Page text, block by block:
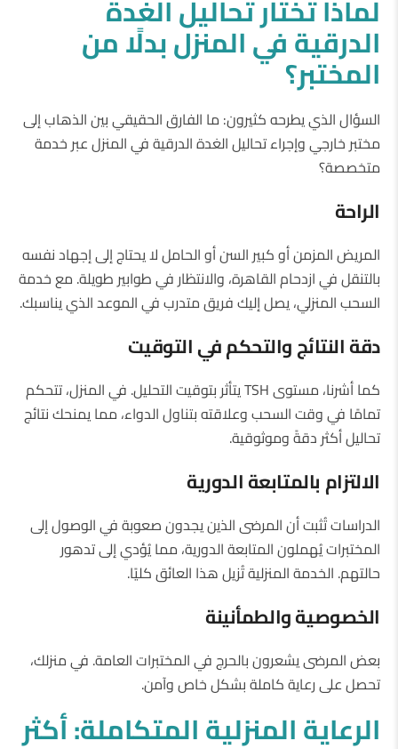
لماذاتختارتحاليلالغدة
الدرقيةفيالمنزلبدلًامن
المختبر؟
السؤال الذي يطرحه كثيرون: ما الفارق الحقيقي بين الذهاب إلى
مختبر خارجي وإجراء تحاليل الغدة الدرقية في المنزل عبر خدمة
متخصصة؟
الراحة
المريض المزمن أو كبير السن أو الحامل لا يحتاج إلى إجهاد نفسه
بالتنقل في ازدحام القاهرة، والانتظار في طوابير طويلة. مع خدمة
السحب المنزلي، يصل إليك فريق متدرب في الموعد الذي يناسبك.
دقةالنتائجوالتحكمفيالتوقيت
كما أشرنا، مستوى TSH يتأثر بتوقيت التحليل. في المنزل، تتحكم
تمامًا في وقت السحب وعلاقته بتناول الدواء، مما يمنحك نتائج
تحاليل أكثر دقةً وموثوقية.
الالتزامبالمتابعةالدورية
الدراسات تُثبت أن المرضى الذين يجدون صعوبة في الوصول إلى
المختبرات يُهملون المتابعة الدورية، مما يُؤدي إلى تدهور
حالتهم. الخدمة المنزلية تُزيل هذا العائق كليًا.
الخصوصيةوالطمأنينة
بعض المرضى يشعرون بالحرج في المختبرات العامة. في منزلك،
تحصل على رعاية كاملة بشكل خاص وآمن.
الرعايةالمنزليةالمتكاملة:أكثر